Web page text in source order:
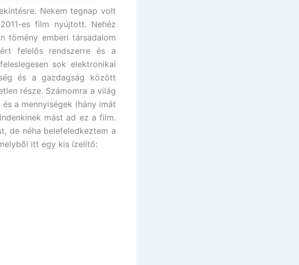
Nekem tegnap volt
es film nyújtott. Nehéz
tömény emberi társadalom
felelős rendszerre és a
sok elektronikai
és a gazdagság között
része. Számomra a világ
a mennyiségek (hány imát
mást ad ez a film.
de néha belefeledkeztem a
itt egy kis ízelítő: